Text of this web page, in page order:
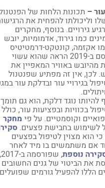
–תכונות הלחות של הפנטנול
וליכולתו להפחית את הרגישות
גירויים. בנוסף, מחקרים
כמו גירוד, אדמומיות, יובש
קונטקט-דרמטיטיס
שפורסם ב-2019 הראה שהוא עשוי
באוויר המאפיין את
אין זה מפתיע שפנטנול
עור ובדלקת עור במגע
נוגד דלקת, הוא גם תומך
בכוויות ובפציעות עור, כולל
וקוסמטיים. על פי מחקר
סקירת
הוא מצוין לטיפול בפצעים
אם משתמשים בו מיד לאחר
נוספת , שפורסמה ב-2017,
הביטוי של גנים החשובים
להפעיל גורמים שפועלים